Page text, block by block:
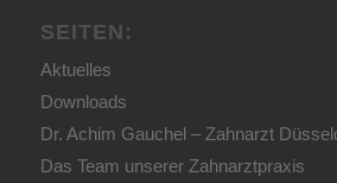
SEITEN:
Aktuelles
Downloads
Dr. Achim Gauchel – Zahnarzt
Das Team unserer Zahnarztpraxis